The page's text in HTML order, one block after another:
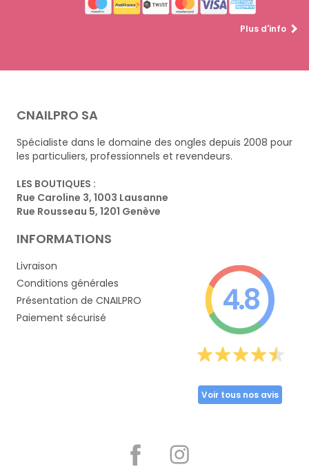
Plus d'info
CNAILPRO SA
Spécialiste dans le domaine des ongles depuis 2008 pour
les particuliers, professionnels et revendeurs.
LES BOUTIQUES :
Rue Caroline 3, 1003 Lausanne
Rue Rousseau 5, 1201 Genève
INFORMATIONS
Livraison
Conditions générales
Présentation de CNAILPRO
Paiement sécurisé
4.8
Voir tous nos avis